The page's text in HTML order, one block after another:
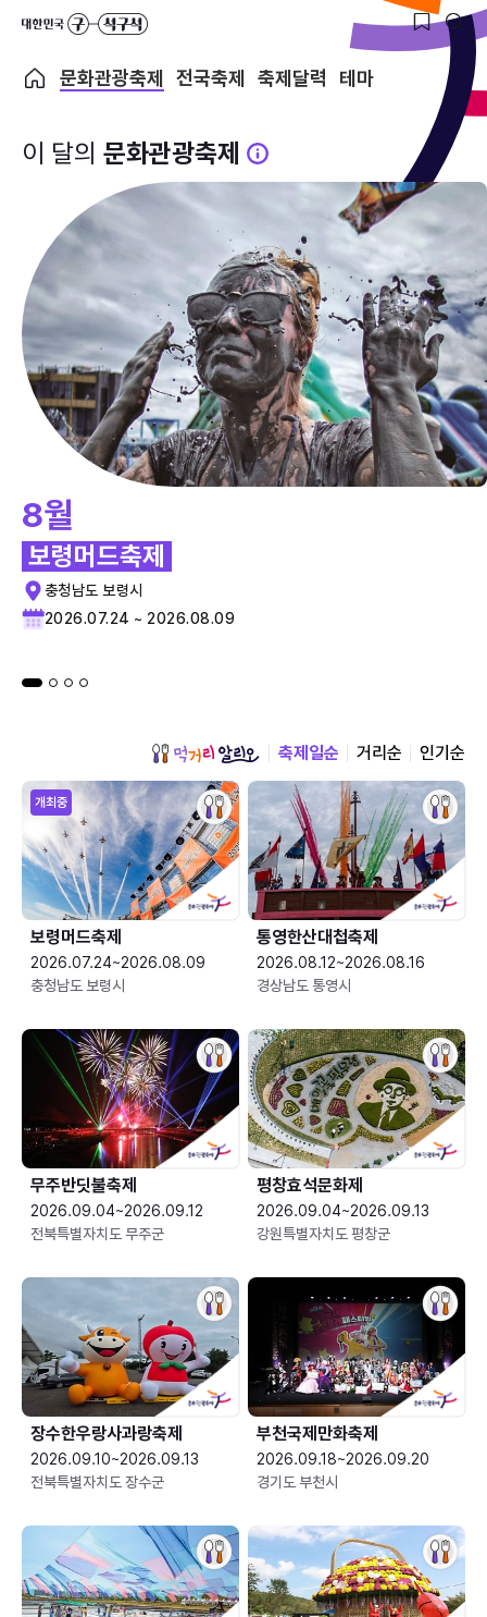
문화관광축제 전국축제 축제달력 테마
이 달의 문화관광축제
8월
보령머드축제
충청남도 보령시
2026.07.24 ~ 2026.08.09
축제일순 거리순 인기순
개최중
보령머드축제
2026.07.24~2026.08.09
충청남도 보령시
통영한산대첩축제
2026.08.12~2026.08.16
경상남도 통영시
무주반딧불축제
2026.09.04~2026.09.12
전북특별자치도 무주군
평창효석문화제
2026.09.04~2026.09.13
강원특별자치도 평창군
장수한우랑사과랑축제
2026.09.10~2026.09.13
전북특별자치도 장수군
부천국제만화축제
2026.09.18~2026.09.20
경기도 부천시